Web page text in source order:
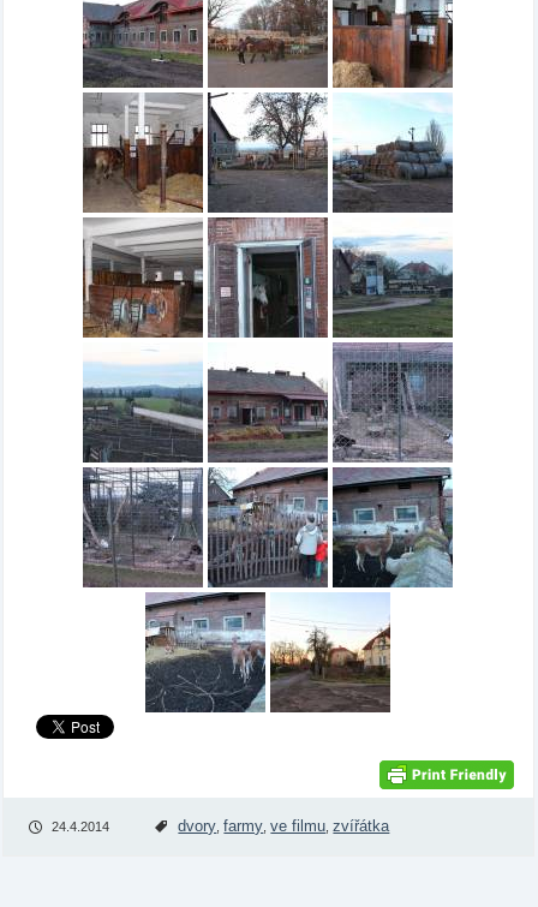
24.4.2014 dvory ,farmy ,ve filmu ,zvířátka